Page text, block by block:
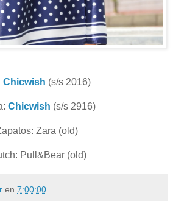
Chicwish (s/s 2016)
Chicwish (s/s 2916)
Zara (old)
Pull&Bear (old)
en 7:00:00